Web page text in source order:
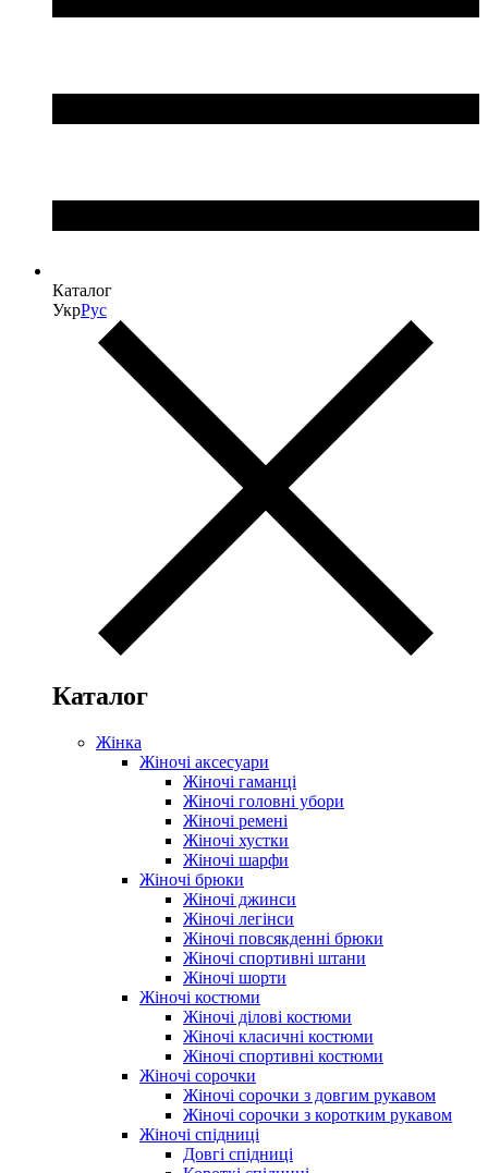
Каталог
УкрРус
Каталог
Жінка
Жіночі аксесуари
Жіночі гаманці
Жіночі головні убори
Жіночі ремені
Жіночі хустки
Жіночі шарфи
Жіночі брюки
Жіночі джинси
Жіночі легінси
Жіночі повсякденні брюки
Жіночі спортивні штани
Жіночі шорти
Жіночі костюми
Жіночі ділові костюми
Жіночі класичні костюми
Жіночі спортивні костюми
Жіночі сорочки
Жіночі сорочки з довгим рукавом
Жіночі сорочки з коротким рукавом
Жіночі спідниці
Довгі спідниці